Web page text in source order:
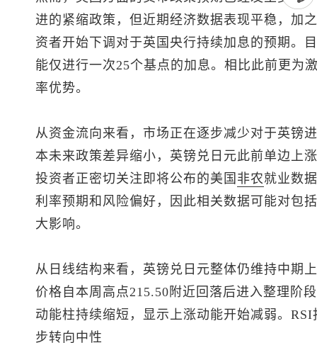
进的紧缩政策，但近期经济数据表现平稳，加
资者开始下调对于英国央行持续加息的预期。
能仅进行一次25个基点的加息。相比此前更为
率优势。
从资金流向来看，市场正在逐步减少对于英镑
本未来政策差异缩小， 英镑兑日元此前单边上
投资者正密切关注即将公布的美国 非农就业数
利率预期和风险偏好，因此相关数据可能对包括
大影响。
从日线结构来看， 英镑兑日元整体仍维持中期
价格自本周高点215.50附近回落后进入整理阶
动能柱持续缩短，显示上涨动能开始减弱。
步转向中性